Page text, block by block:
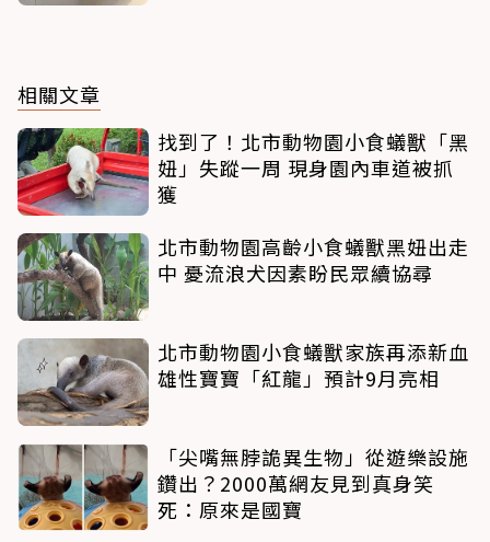
相關文章
找到了！北市動物園小食蟻獸「黑
妞」失蹤一周 現身園內車道被抓
獲
北市動物園高齡小食蟻獸黑妞出走
中 憂流浪犬因素盼民眾續協尋
北市動物園小食蟻獸家族再添新血
雄性寶寶「紅龍」預計9月亮相
「尖嘴無脖詭異生物」從遊樂設施
鑽出？2000萬網友見到真身笑
死：原來是國寶